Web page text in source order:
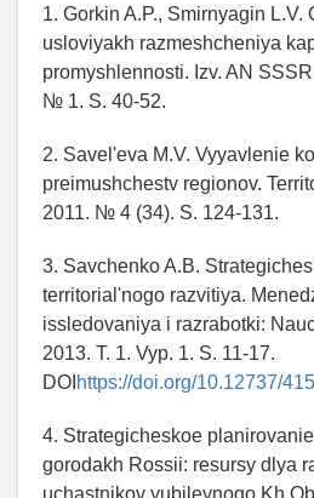
1. Gorkin A.P., Smirnyagin L.V.
usloviyakh razmeshcheniya
promyshlennosti. Izv. AN
№ 1. S. 40-52.
2. Savel'eva M.V. Vyyavlenie
preimushchestv regionov.
2011. № 4 (34). S. 124-131.
3. Savchenko A.B.
territorial'nogo razvitiya.
issledovaniya i razrabotki:
2013. T. 1. Vyp. 1. S. 11-17.
DOI https://doi.org/10.12737/
4. Strategicheskoe
gorodakh Rossii: resursy dlya